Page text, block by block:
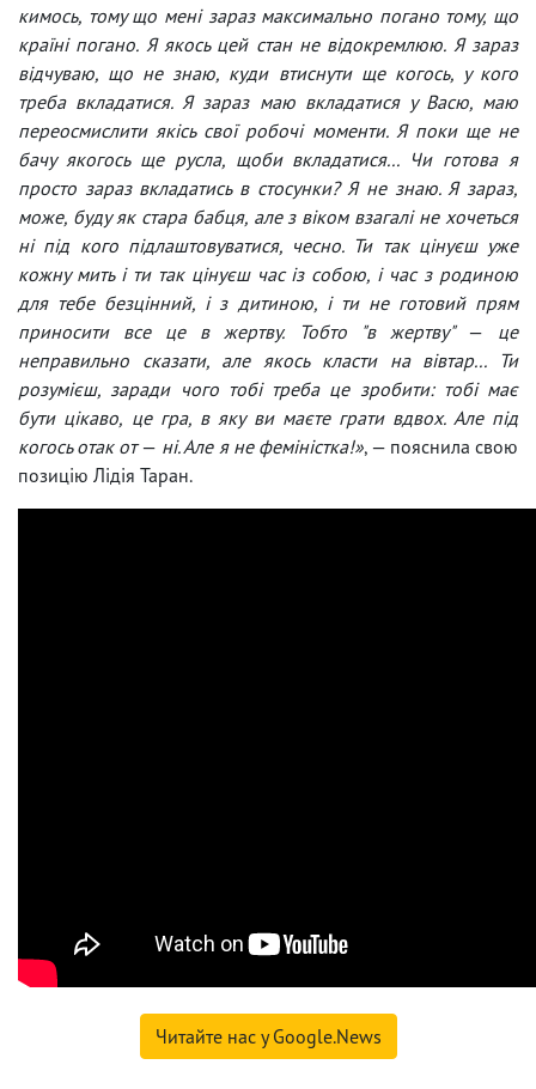
кимось, тому що мені зараз максимально погано тому, що
країні погано. Я якось цей стан не відокремлюю. Я зараз
відчуваю, що не знаю, куди втиснути ще когось, у кого
треба вкладатися. Я зараз маю вкладатися у Васю, маю
переосмислити якісь свої робочі моменти. Я поки ще не
бачу якогось ще русла, щоби вкладатися... Чи готова я
просто зараз вкладатись в стосунки? Я не знаю. Я зараз,
може, буду як стара бабця, але з віком взагалі не хочеться
ні під кого підлаштовуватися, чесно. Ти так цінуєш уже
кожну мить і ти так цінуєш час із собою, і час з родиною
для тебе безцінний, і з дитиною, і ти не готовий прям
приносити все це в жертву. Тобто "в жертву" — це
неправильно сказати, але якось класти на вівтар... Ти
розумієш, заради чого тобі треба це зробити: тобі має
бути цікаво, це гра, в яку ви маєте грати вдвох. Але під
когось отак от— ні. Але я не феміністка!», — пояснила свою
позицію Лідія Таран.
Читайте нас у Google.News